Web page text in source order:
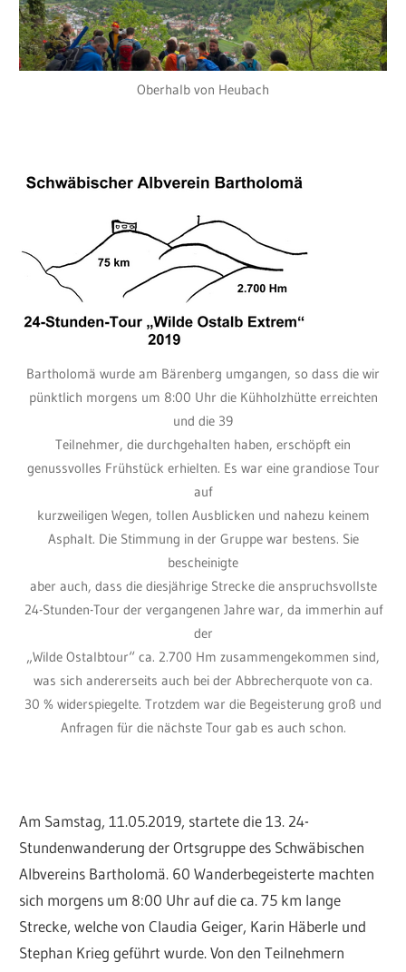
Oberhalb von Heubach
Bartholomä wurde am Bärenberg umgangen, so dass die wir
pünktlich morgens um 8:00 Uhr die Kühholzhütte erreichten
und die 39
Teilnehmer, die durchgehalten haben, erschöpft ein
genussvolles Frühstück erhielten. Es war eine grandiose Tour
auf
kurzweiligen Wegen, tollen Ausblicken und nahezu keinem
Asphalt. Die Stimmung in der Gruppe war bestens. Sie
bescheinigte
aber auch, dass die diesjährige Strecke die anspruchsvollste
24-Stunden-Tour der vergangenen Jahre war, da immerhin auf
der
„Wilde Ostalbtour“ ca. 2.700 Hm zusammengekommen sind,
was sich andererseits auch bei der Abbrecherquote von ca.
30 % widerspiegelte. Trotzdem war die Begeisterung groß und
Anfragen für die nächste Tour gab es auch schon.
Am Samstag, 11.05.2019, startete die 13. 24-
Stundenwanderung der Ortsgruppe des Schwäbischen
Albvereins Bartholomä. 60 Wanderbegeisterte machten
sich morgens um 8:00 Uhr auf die ca. 75 km lange
Strecke, welche von Claudia Geiger, Karin Häberle und
Stephan Krieg geführt wurde. Von den Teilnehmern